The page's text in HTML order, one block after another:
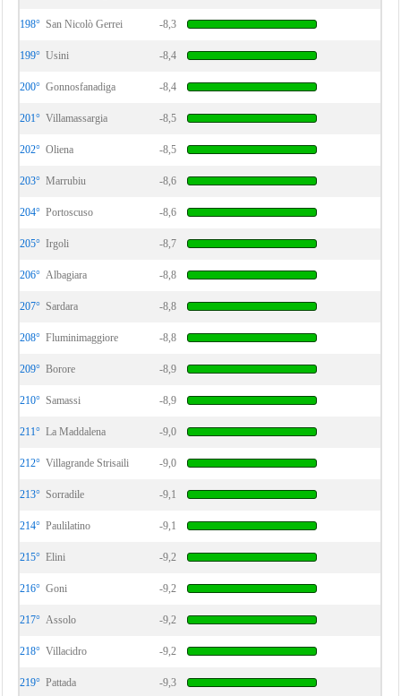
198° San Nicolò Gerrei -8,3
199° Usini -8,4
200° Gonnosfanadiga -8,4
201° Villamassargia -8,5
202° Oliena -8,5
203° Marrubiu -8,6
204° Portoscuso -8,6
205° Irgoli -8,7
206° Albagiara -8,8
207° Sardara -8,8
208° Fluminimaggiore -8,8
209° Borore -8,9
210° Samassi -8,9
211° La Maddalena -9,0
212° Villagrande Strisaili -9,0
213° Sorradile -9,1
214° Paulilatino -9,1
215° Elini -9,2
216° Goni -9,2
217° Assolo -9,2
218° Villacidro -9,2
219° Pattada -9,3